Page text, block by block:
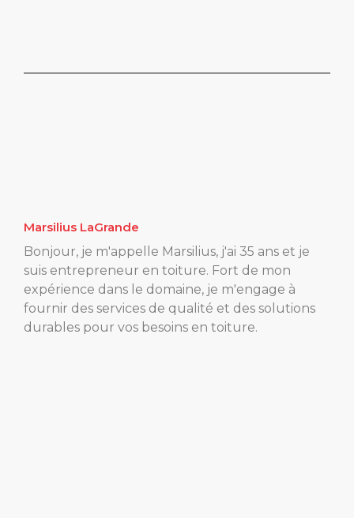
Marsilius LaGrande
Bonjour, je m'appelle Marsilius, j'ai 35 ans et je
suis entrepreneur en toiture. Fort de mon
expérience dans le domaine, je m'engage à
fournir des services de qualité et des solutions
durables pour vos besoins en toiture.